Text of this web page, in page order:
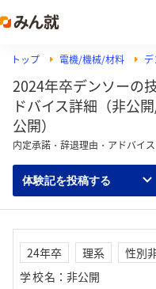
トップ 電機/機械/材料
2024年卒デンソーの
ドバイス詳細（非公
公開）
内定承諾・辞退理由・アドバイス
体験記を投稿する
24年卒 理系
性別
学校名 ： 非公開